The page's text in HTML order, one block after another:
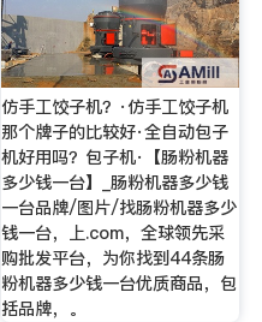
仿手工饺子机？·仿手工饺子机
那个牌子的比较好·全自动包子
机好用吗？包子机·【肠粉机器
多少钱一台】_肠粉机器多少钱
一台品牌/图片/找肠粉机器多少
钱一台，上.com，全球领先采
购批发平台，为你找到44条肠
粉机器多少钱一台优质商品，包
括品牌，。